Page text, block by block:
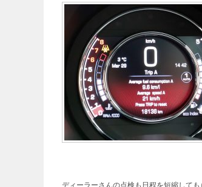
ディーラーさんの点検も日程を短縮して